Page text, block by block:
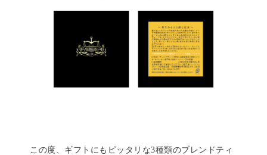
この度、ギフトにもピッタリな3種類のブレンドティ